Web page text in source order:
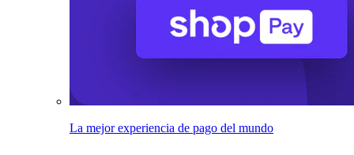
La mejor experiencia de pago del mundo